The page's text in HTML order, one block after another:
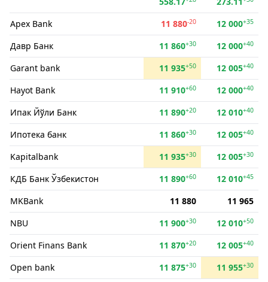
Apex Bank 11 880-20 12 000+35
Давр Банк 11 860+30 12 000+40
Garant bank 11 935+50 12 005+40
Hayot Bank 11 910+60 12 000+40
Ипак Йўли Банк 11 890+20 12 010+40
Ипотека банк 11 860+30 12 005+40
Kapitalbank 11 935+30 12 005+30
КДБ Банк Ўзбекистон 11 890+60 12 010+45
MKBank 11 880
11 965
NBU
11 900+30 12 010+50
Orient Finans Bank 11 870+20 12 005+40
Open bank 11 875+30 11 955+30